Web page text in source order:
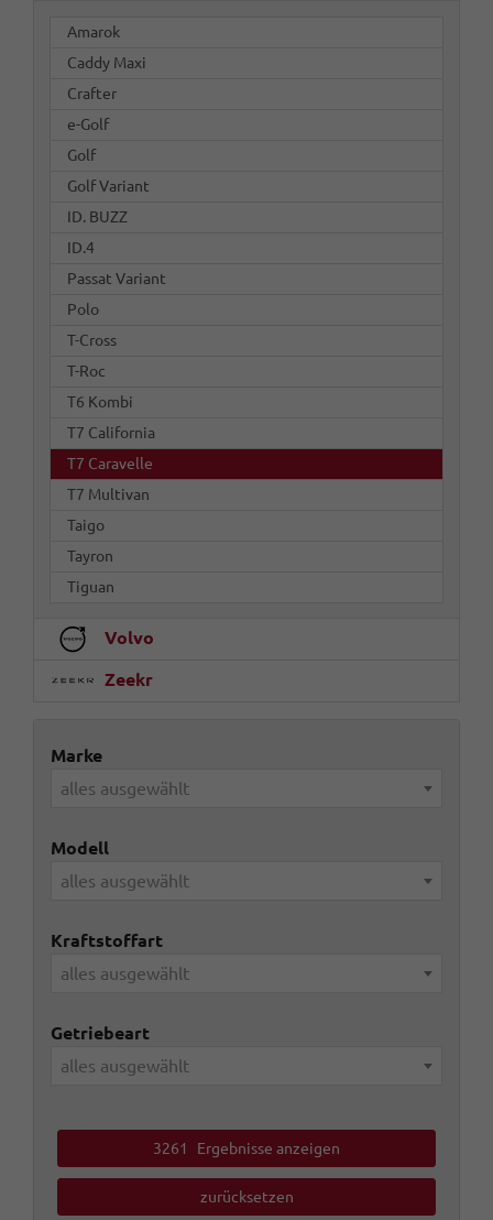
Amarok
Caddy Maxi
Crafter
e-Golf
Golf
Golf Variant
ID. BUZZ
ID.4
Passat Variant
Polo
T-Cross
T-Roc
T6 Kombi
T7 California
T7 Caravelle
T7 Multivan
Taigo
Tayron
Tiguan
Volvo
Zeekr
Marke
alles ausgewählt
Modell
alles ausgewählt
Kraftstoffart
alles ausgewählt
Getriebeart
alles ausgewählt
3261 Ergebnisse anzeigen
zurücksetzen